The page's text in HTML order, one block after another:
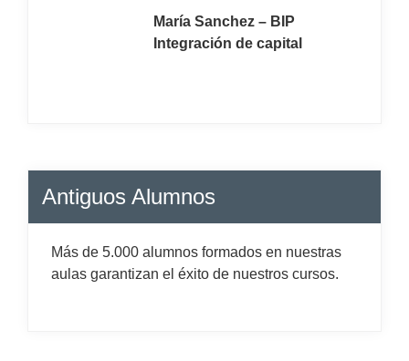
María Sanchez – BIP
Integración de capital
Antiguos Alumnos
Más de 5.000 alumnos formados en nuestras
aulas garantizan el éxito de nuestros cursos.